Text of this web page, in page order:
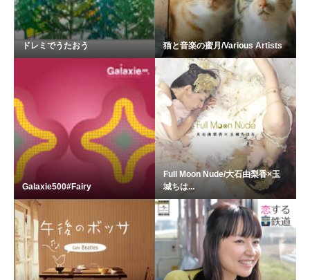
ドレミでうたおう 猫と音楽の蜜月/Various Artists
Galaxie500#Fairy
Full Moon Nude/大石由梨香×玉
城ちは...